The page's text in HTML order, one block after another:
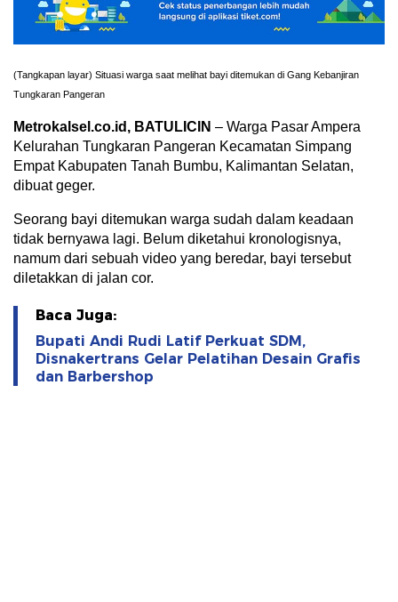
(Tangkapan layar) Situasi warga saat melihat bayi ditemukan di Gang Kebanjiran
Tungkaran Pangeran
Metrokalsel.co.id, BATULICIN – Warga Pasar Ampera
Kelurahan Tungkaran Pangeran Kecamatan Simpang
Empat Kabupaten Tanah Bumbu, Kalimantan Selatan,
dibuat geger.
Seorang bayi ditemukan warga sudah dalam keadaan
tidak bernyawa lagi. Belum diketahui kronologisnya,
namum dari sebuah video yang beredar, bayi tersebut
diletakkan di jalan cor.
Baca Juga:
Bupati Andi Rudi Latif Perkuat SDM,
Disnakertrans Gelar Pelatihan Desain Grafis
dan Barbershop